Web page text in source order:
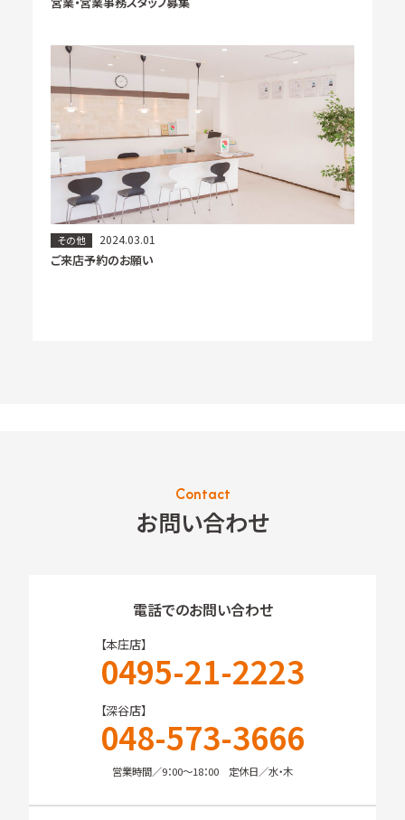
その他 2024.03.01
ご来店予約のお願い
Contact
お問い合わせ
電話でのお問い合わせ
【本庄店】
0495-21-2223
【深谷店】
048-573-3666
営業時間／9：00～18：00 定休日／水・木